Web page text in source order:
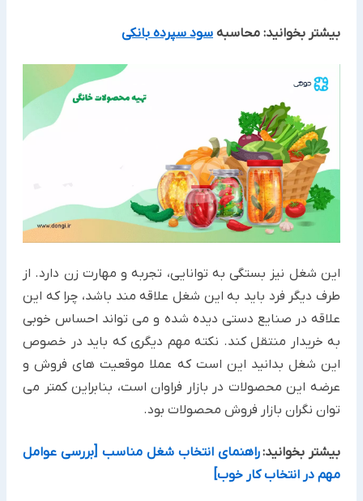
بیشتر بخوانید: محاسبه سود سپرده بانکی
این شغل نیز بستگی به توانایی، تجربه و مهارت زن دارد. از
طرف دیگر فرد باید به این شغل علاقه مند باشد، چرا که این
علاقه در صنایع دستی دیده شده و می تواند احساس خوبی
به خریدار منتقل کند. نکته مهم دیگری که باید در خصوص
این شغل بدانید این است که عملا موقعیت های فروش و
عرضه این محصولات در بازار فراوان است، بنابراین کمتر می
توان نگران بازار فروش محصولات بود.
بیشتر بخوانید:راهنمای انتخاب شغل مناسب [بررسی عوامل
مهم در انتخاب کار خوب]